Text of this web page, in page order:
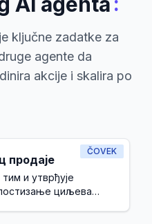
ključne zadatke za
agente da
akcije i skalira po
ČOVEK
продаје
и утврђује
циљева